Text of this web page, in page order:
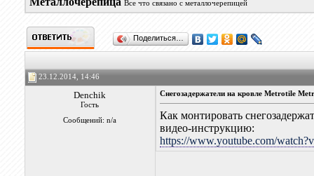
Все что связано с металлочерепицей
Поделиться…
23.12.2014, 14:46
Denchik
Гость
Сообщений: n/a
Снегозадержатели на кровле Metrotile
Как монтировать
видео-инструкцию:
https://www.youtube.com/